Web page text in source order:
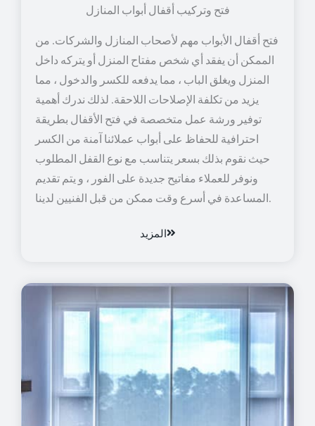
فتح وتركيب أقفال أبواب المنازل
فتح أقفال الأبواب مهم لأصحاب المنازل والشركات. من
الممكن أن يفقد أي شخص مفتاح المنزل أو يتركه داخل
المنزل ويغلق الباب ، مما يدفعه للكسر والدخول ، مما
يزيد من تكلفة الإصلاحات اللاحقة. لذلك ندرك أهمية
توفير ورشة عمل متخصصة في فتح الأقفال بطريقة
احترافية للحفاظ على أبواب عملائنا آمنة من الكسر
حيث نقوم بذلك بسعر يتناسب مع نوع القفل المطلوب
ونوفر للعملاء مفاتيح جديدة على الفور ، و يتم تقديم
المساعدة في أسرع وقت ممكن من قبل الفنيين لدينا.
المزيد